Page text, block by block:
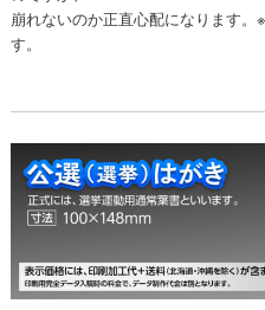
崩れないのか正直心配になります。
す。